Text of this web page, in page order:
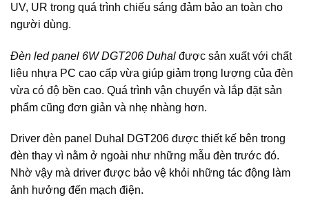
UV, UR trong quá trình chiếu sáng đảm bảo an toàn cho
người dùng.
Đèn led panel 6W DGT206 Duhal được sản xuất với chất
liệu nhựa PC cao cấp vừa giúp giảm trọng lượng của đèn
vừa có độ bền cao. Quá trình vận chuyển và lắp đặt sản
phẩm cũng đơn giản và nhẹ nhàng hơn.
Driver đèn panel Duhal DGT206 được thiết kế bên trong
đèn thay vì nằm ở ngoài như những mẫu đèn trước đó.
Nhờ vậy mà driver được bảo vệ khỏi những tác động làm
ảnh hưởng đến mạch điện.